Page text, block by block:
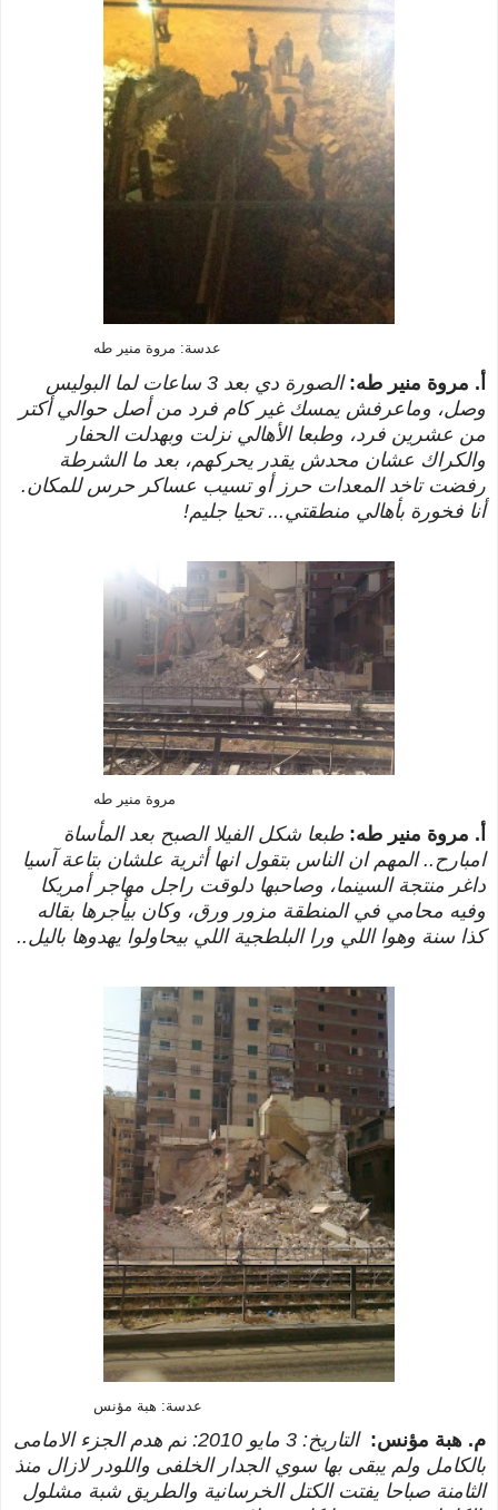
عدسة: مروة منير طه
أ. مروة منير طه:الصورة
دي بعد 3 ساعات لما البوليس
وصل، وماعرفش يمسك غير كام فرد من أصل حوالي أكتر
من عشرين فرد، وطبعا الأهالي نزلت وبهدلت الحفار
والكراك عشان محدش يقدر يحركهم، بعد ما الشرطة
رفضت تاخد المعدات حرز أو تسيب عساكر حرس للمكان.
أنا فخورة بأهالي منطقتي... تحيا جليم!
مروة منير طه
أ. مروة منير طه: طبعا شكل الفيلا الصبح بعد المأساة
امبارح.. المهم ان الناس بتقول انها أثرية علشان بتاعة آسيا
داغر منتجة السينما، وصاحبها دلوقت راجل مهاجر أمريكا
وفيه محامي في المنطقة مزور ورق، وكان بيأجرها بقاله
كذا سنة وهوا اللي ورا البلطجية اللي بيحاولوا يهدوها باليل..
عدسة: هبة مؤنس
م. هبة مؤنس:التاريخ: 3 مايو 2010:
تم هدم الجزء الامامى
بالكامل ولم يبقى بها سوي الجدار الخلفى واللودر لازال منذ
الثامنة صباحا يفتت الكتل الخرسانية والطريق شبة مشلول